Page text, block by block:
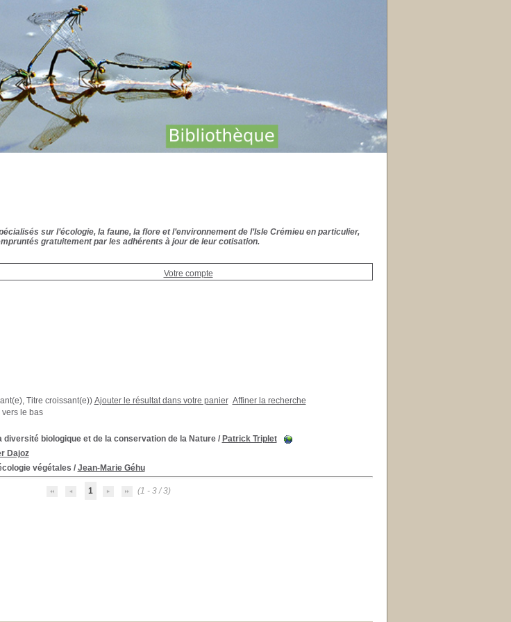
sur l’écologie, la faune, la flore et l’environnement de l’Isle Crémieu en particulier,
gratuitement par les adhérents à jour de leur cotisation.
Votre compte
Titre croissant(e)) Ajouter le résultat dans votre panier Affiner la recherche
le bas
diversité biologique et de la conservation de la Nature/ Patrick Triplet
Dajoz
végétales / Jean-Marie Géhu
1 (1 - 3 / 3)